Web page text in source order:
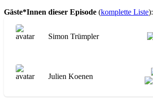
Gäste*Innen dieser Episode (komplette Liste):
Simon Trümpler
Julien Koenen